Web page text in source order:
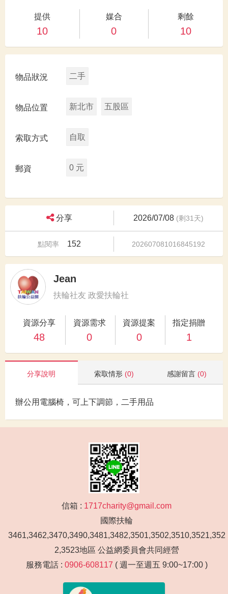
提供
10
媒合
0
剩餘
10
物品狀況 二手
物品位置 新北市 五股區
索取方式 自取
郵資 0 元
分享 2026/07/08 (剩31天)
點閱率 152 202607081016845192
Jean
扶輪社友 政愛扶輪社
資源分享
48
資源需求
0
資源提案
0
指定捐贈
1
分享說明 索取情形 (0) 感謝留言 (0)
辦公用電腦椅，可上下調節，二手用品
信箱 : 1717charity@gmail.com
國際扶輪
3461,3462,3470,3490,3481,3482,3501,3502,3510,3521,352
2,3523地區 公益網委員會共同經營
服務電話 : 0906-608117 ( 週一至週五 9:00~17:00 )